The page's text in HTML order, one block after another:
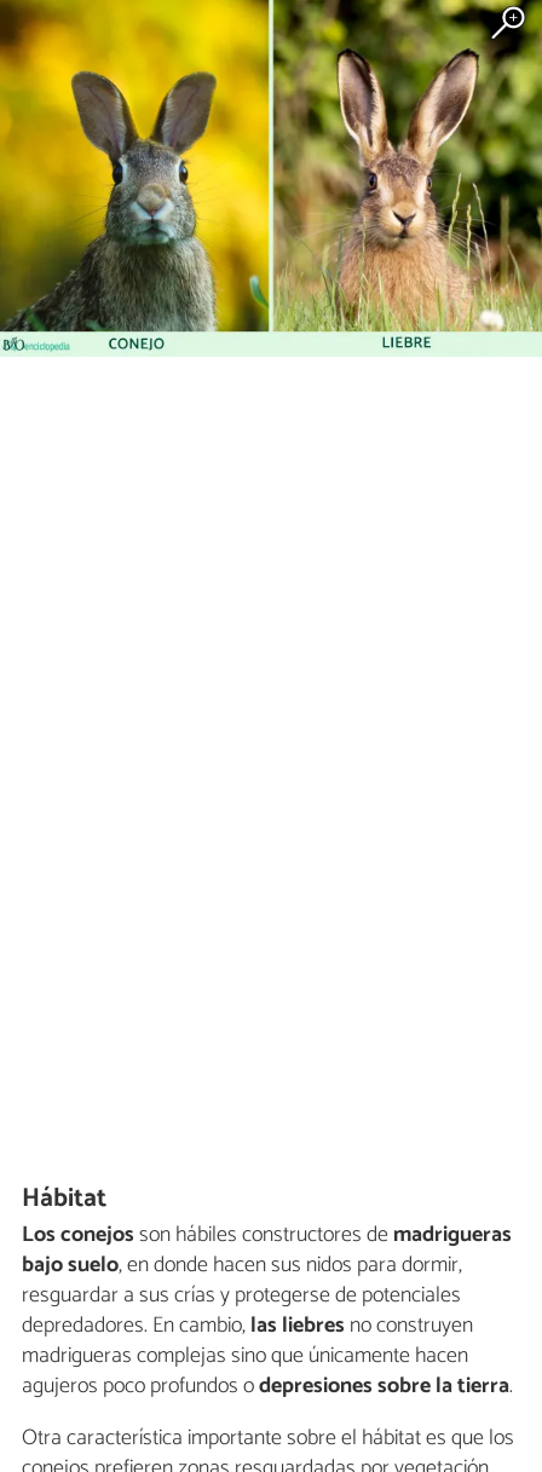
Hábitat
Los conejosson hábiles constructores demadrigueras
bajo suelo, en donde hacen sus nidos para dormir,
resguardar a sus crías y protegerse de potenciales
depredadores. En cambio,las liebres no construyen
madrigueras complejas sino que únicamente hacen
agujeros poco profundos odepresiones sobre la tierra.
Otra característica importante sobre el hábitat es que los